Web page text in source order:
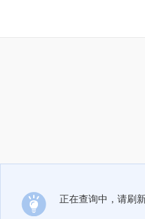
正在查询中，请刷